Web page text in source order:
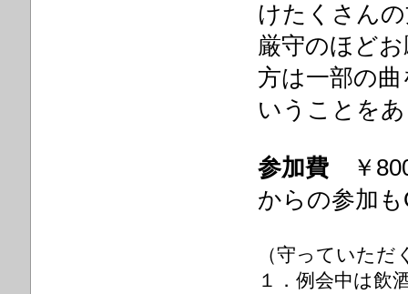
けたくさん
厳守のほど
方は一部の
いうことを
参加費
￥
からの参加も
（守っていただ
１．例会中は飲